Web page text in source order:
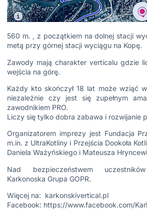
560 m. , z początkiem na dolnej stacji
metą przy górnej stacji wyciągu na Kopę.
Zawody mają charakter verticalu gdzie
wejścia na górę.
Każdy kto skończył 18 lat może wziąć
niezależnie czy jest się zupełnym
zawodnikiem PRO.
Liczy się tylko dobra zabawa i rozwijanie
Organizatorem imprezy jest Fundacja
m.in. z UltraKotliny i Przejścia Dookoła
Daniela Ważyńskiego i Mateusza
Nad bezpieczeństwem
Karkonoska Grupa GOPR.
Więcej na: karkonskivertical.pl
Facebook: https://www.facebook.com/